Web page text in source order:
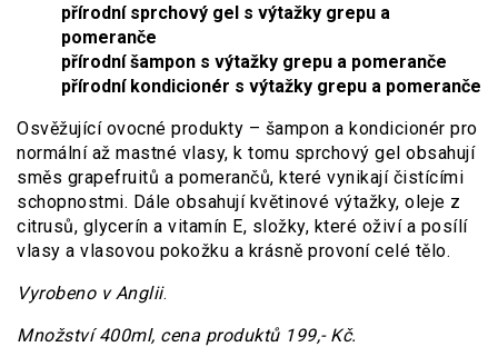
přírodní sprchový gel s výtažky grepu a
pomeranče
přírodní šampon s výtažky grepu a pomeranče
přírodní kondicionér s výtažky grepu a pomeranče
Osvěžující ovocné produkty – šampon a kondicionér pro
normální až mastné vlasy, k tomu sprchový gel obsahují
směs grapefruitů a pomerančů, které vynikají čistícími
schopnostmi. Dále obsahují květinové výtažky, oleje z
citrusů, glycerín a vitamín E, složky, které oživí a posílí
vlasy a vlasovou pokožku a krásně provoní celé tělo.
Vyrobeno v Anglii.
Množství 400ml, cena produktů 199,- Kč.